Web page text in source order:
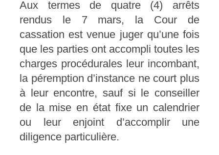
Aux termes de quatre (4) arrêts
rendus le 7 mars, la Cour de
cassation est venue juger qu’une fois
que les parties ont accompli toutes les
charges procédurales leur incombant,
la péremption d’instance ne court plus
à leur encontre, sauf si le conseiller
de la mise en état fixe un calendrier
ou leur enjoint d’accomplir une
diligence particulière.